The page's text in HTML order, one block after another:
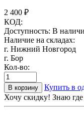
2 400 ₽
КОД:
Доступность: В
Наличие на складах:
г. Нижний Новгород
г. Бор
Кол-во:
В корзину
Купить в
Хочу скидку! Знаю